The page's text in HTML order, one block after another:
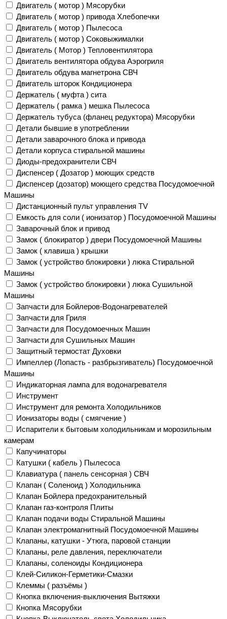
Двигатель ( мотор ) Мясорубки
Двигатель ( мотор ) привода Хлебопечки
Двигатель ( мотор ) Пылесоса
Двигатель ( мотор ) Соковыжималки
Двигатель ( Мотор ) Тепловентилятора
Двигатель вентилятора обдува Аэрогриля
Двигатель обдува магнетрона СВЧ
Двигатель шторок Кондиционера
Держатель ( муфта ) сита
Держатель ( рамка ) мешка Пылесоса
Держатель тубуса (фланец редуктора) Мясорубки
Детали бывшие в употреблении
Детали заварочного блока и привода
Детали корпуса стиральной машины
Диоды-предохранители СВЧ
Диспенсер ( Дозатор ) моющих средств
Диспенсер (дозатор) моющего средства Посудомоечной
Машины
Дистанционный пульт управления TV
Емкость для соли ( ионизатор ) Посудомоечной Машины
Заварочный блок и привод
Замок ( блокиратор ) двери Посудомоечной Машины
Замок ( клавиша ) крышки
Замок ( устройство блокировки ) люка Стиральной
Машины
Замок ( устройство блокировки ) люка Сушильной
Машины
Запчасти для Бойлеров-Водонагревателей
Запчасти для Гриля
Запчасти для Посудомоечных Машин
Запчасти для Сушильных Машин
Защитный термостат Духовки
Импеллер (Лопасть - разбрызгиватель) Посудомоечной
Машины
Индикаторная лампа для водонагревателя
Инструмент
Инструмент для ремонта Холодильников
Ионизаторы воды ( смягчение )
Испарители к бытовым холодильникам и морозильным
камерам
Капучинаторы
Катушки ( кабель ) Пылесоса
Клавиатура ( панель сенсорная ) СВЧ
Клапан ( Соленоид ) Холодильника
Клапан Бойлера предохранительный
Клапан газ-контроля Плиты
Клапан подачи воды Стиральной Машины
Клапан электромагнитный Посудомоечной Машины
Клапаны, катушки - Утюга, паровой станции
Клапаны, реле давления, переключатели
Клапаны, соленоиды Кондиционера
Клей-Силикон-Герметики-Смазки
Клеммы ( разъёмы )
Кнопка включения-выключения Вытяжки
Кнопка Мясорубки